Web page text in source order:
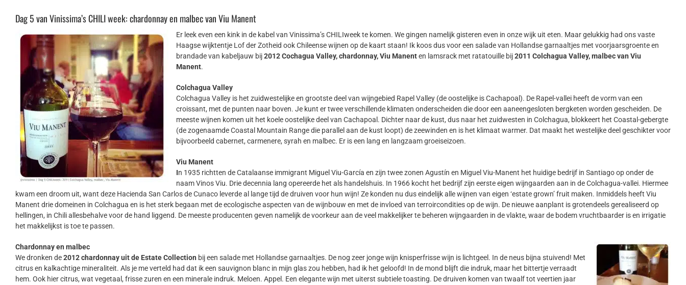
Dag 5 van Vinissima’s CHILI week: chardonnay en malbec van Viu Manent
Er leek even een kink in de kabel van Vinissima’s CHILIweek te komen. We gingen namelijk gisteren even in onze wijk uit eten. Maar gelukkig had ons vaste
Haagse wijktentje Lof der Zotheid ook Chileense wijnen op de kaart staan! Ik koos dus voor een salade van Hollandse garnaaltjes met voorjaarsgroente en
brandade van kabeljauw bij2012 Cochagua Valley, chardonnay, Viu Manenten lamsrack met ratatouille bij2011 Colchagua Valley, malbec van Viu
Manent.
Colchagua Valley
Colchagua Valley is het zuidwestelijke en grootste deel van wijngebied Rapel Valley (de oostelijke is Cachapoal). De Rapel-vallei heeft de vorm van een
croissant, met de punten naar boven. Je kunt er twee verschillende klimaten onderscheiden die door een aaneengesloten bergketen worden gescheiden. De
meeste wijnen komen uit het koele oostelijke deel van Cachapoal. Dichter naar de kust, dus naar het zuidwesten in Colchagua, blokkeert het Coastal-gebergte
(de zogenaamde Coastal Mountain Range die parallel aan de kust loopt) de zeewinden en is het klimaat warmer. Dat maakt het westelijke deel geschikter voor
bijvoorbeeld cabernet, carmenere, syrah en malbec. Er is een lang en langzaam groeiseizoen.
Viu Manent
In 1935 richtten de Catalaanse immigrant Miguel Viu-García en zijn twee zonen Agustín en Miguel Viu-Manent het huidige bedrijf in Santiago op onder de
naam Vinos Viu. Drie decennia lang opereerde het als handelshuis. In 1966 kocht het bedrijf zijn eerste eigen wijngaarden aan in de Colchagua-vallei. Hiermee
kwam een droom uit, want deze Hacienda San Carlos de Cunaco leverde al lange tijd de druiven voor hun wijn! Ze konden nu dus eindelijk alle wijnen van eigen ‘estate grown’ fruit maken. Inmiddels heeft Viu
Manent drie domeinen in Colchagua en is het sterk begaan met de ecologische aspecten van de wijnbouw en met de invloed van terroircondities op de wijn. De nieuwe aanplant is grotendeels gerealiseerd op
hellingen, in Chili allesbehalve voor de hand liggend. De meeste producenten geven namelijk de voorkeur aan de veel makkelijker te beheren wijngaarden in de vlakte, waar de bodem vruchtbaarder is en irrigatie
het makkelijkst is toe te passen.
Chardonnay en malbec
We dronken de2012 chardonnay uit de Estate Collection bij een salade met Hollandse garnaaltjes. De nog zeer jonge wijn knisperfrisse wijn is lichtgeel. In de neus bijna stuivend! Met
citrus en kalkachtige mineraliteit. Als je me verteld had dat ik een sauvignon blanc in mijn glas zou hebben, had ik het geloofd! In de mond blijft die indruk, maar het bittertje verraadt
hem. Ook hier citrus, wat vegetaal, frisse zuren en een minerale indruk. Meloen. Appel. Een elegante wijn met uiterst subtiele toasting. De druiven komen van twaalf tot veertien jaar